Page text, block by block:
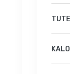
KALO